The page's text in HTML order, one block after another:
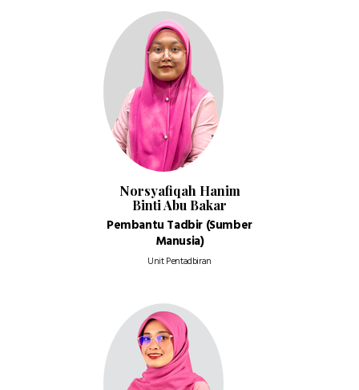
Norsyafiqah Hanim
Binti Abu Bakar
Pembantu Tadbir (Sumber
Manusia)
Unit Pentadbiran